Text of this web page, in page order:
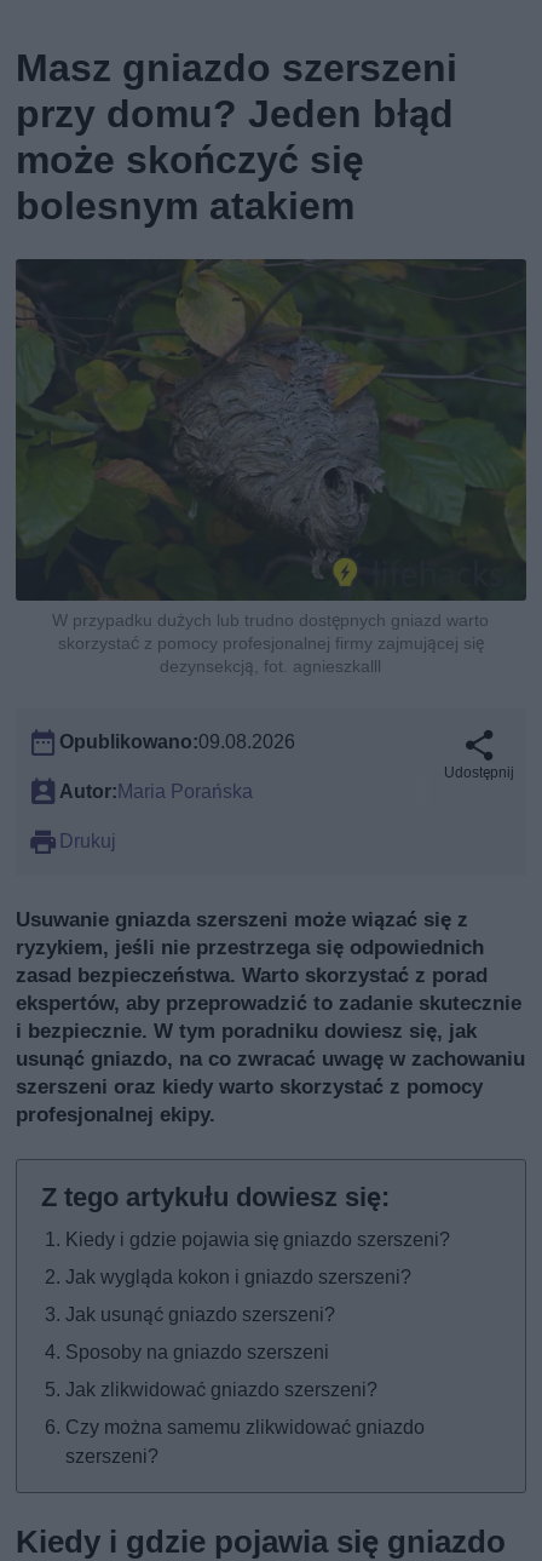
Masz gniazdo szerszeni
przy domu? Jeden błąd
może skończyć się
bolesnym atakiem
W przypadku dużych lub trudno dostępnych gniazd warto
skorzystać z pomocy profesjonalnej firmy zajmującej się
dezynsekcją, fot. agnieszkalll
Opublikowano:09.08.2026
Autor:Maria Porańska
Drukuj
Udostępnij
Usuwanie gniazda szerszeni może wiązać się z
ryzykiem, jeśli nie przestrzega się odpowiednich
zasad bezpieczeństwa. Warto skorzystać z porad
ekspertów, aby przeprowadzić to zadanie skutecznie
i bezpiecznie. W tym poradniku dowiesz się, jak
usunąć gniazdo, na co zwracać uwagę w zachowaniu
szerszeni oraz kiedy warto skorzystać z pomocy
profesjonalnej ekipy.
Kiedy i gdzie pojawia się gniazdo szerszeni?
Jak wygląda kokon i gniazdo szerszeni?
Jak usunąć gniazdo szerszeni?
Sposoby na gniazdo szerszeni
Jak zlikwidować gniazdo szerszeni?
Czy można samemu zlikwidować gniazdo
szerszeni?
Kiedy i gdzie pojawia się gniazdo